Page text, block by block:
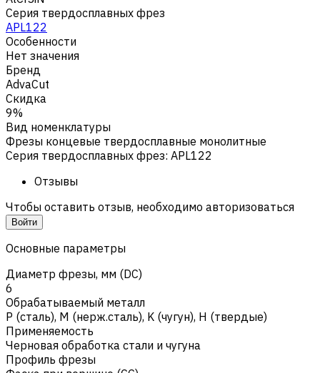
Серия твердосплавных фрез
APL122
Особенности
Нет значения
Бренд
AdvaCut
Скидка
9%
Вид номенклатуры
Фрезы концевые твердосплавные монолитные
Серия твердосплавных фрез: APL122
Отзывы
Чтобы оставить отзыв, необходимо авторизоваться
Войти
Основные параметры
Диаметр фрезы, мм (DC)
6
Обрабатываемый металл
Р (сталь), M (нерж.сталь), K (чугун), H (твердые)
Применяемость
Черновая обработка стали и чугуна
Профиль фрезы